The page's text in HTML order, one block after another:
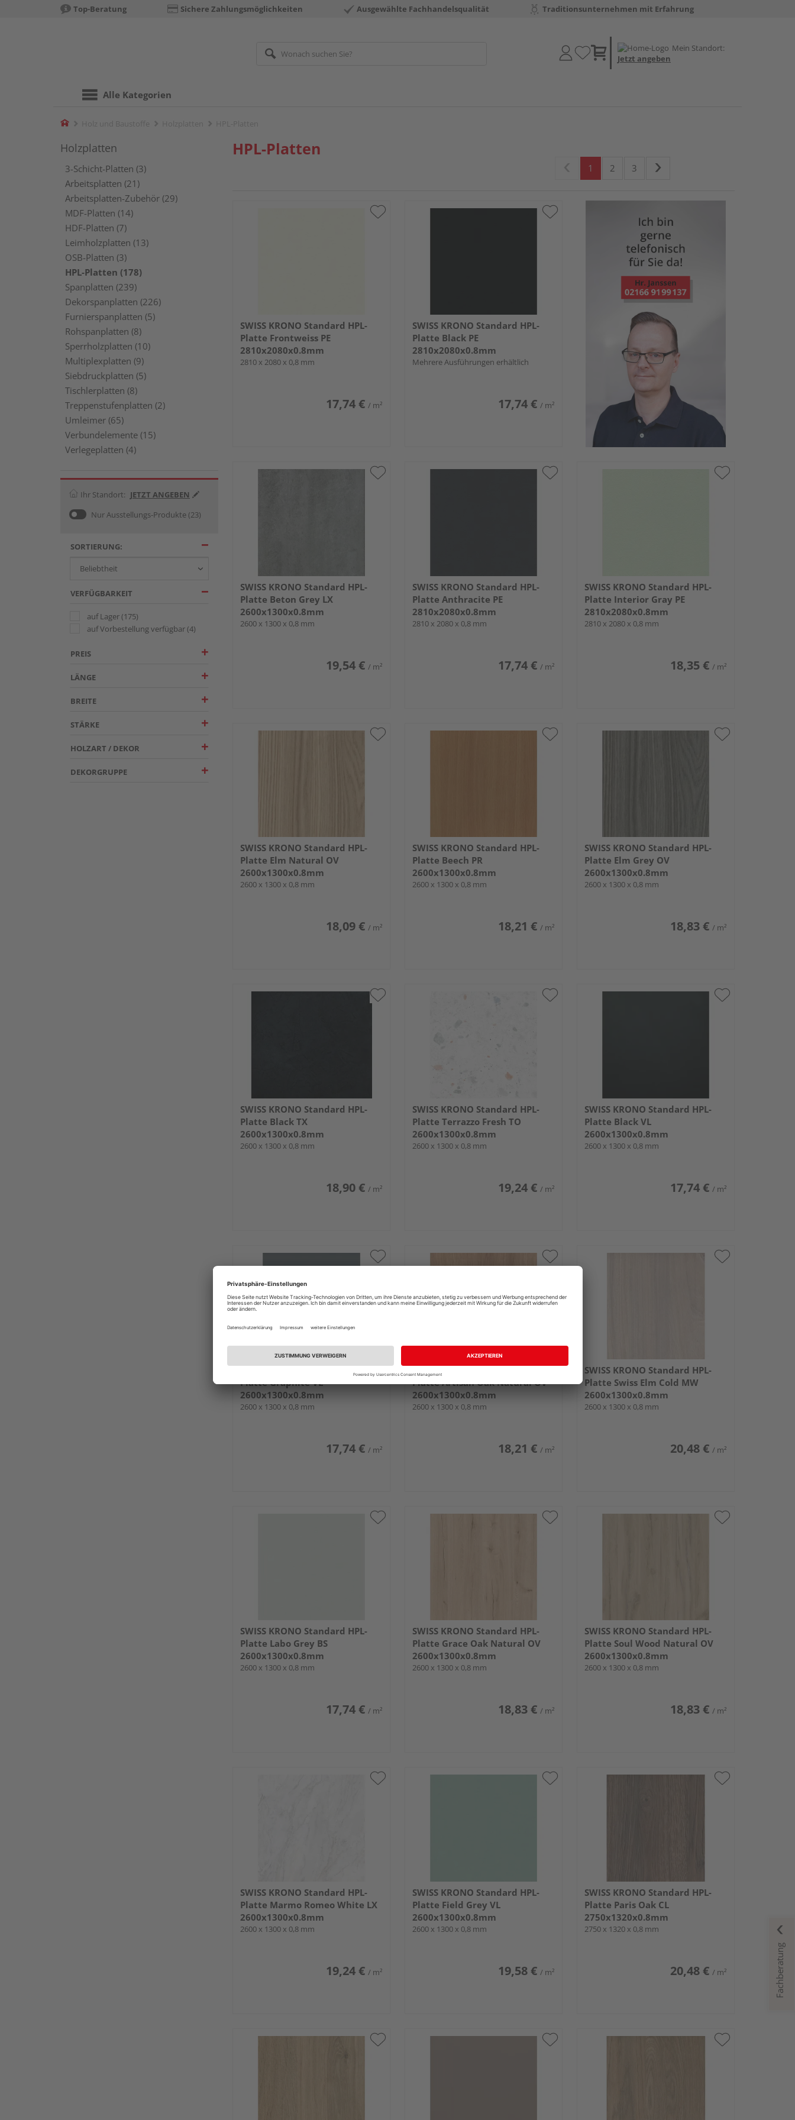
Top-Beratung Sichere Zahlungsmöglichkeiten Ausgewählte Fachhandelsqualität Traditionsunternehmen mit Erfahrung
Mein Standort:
Jetzt angeben
Alle Kategorien
Home
Holzplatten
3-Schicht-Platten (3)
Arbeitsplatten (21)
Arbeitsplatten-Zubehör (29)
MDF-Platten (14)
HDF-Platten (7)
Leimholzplatten (13)
OSB-Platten (3)
HPL-Platten (178)
Spanplatten (239)
Dekorspanplatten (226)
Furnierspanplatten (5)
Rohspanplatten (8)
Sperrholzplatten (10)
Multiplexplatten (9)
Siebdruckplatten (5)
Tischlerplatten (8)
Treppenstufenplatten (2)
Umleimer (65)
Verbundelemente (15)
Verlegeplatten (4)
Ihr Standort: JETZT ANGEBEN
Nur Ausstellungs-Produkte (23)
SORTIERUNG:
VERFÜGBARKEIT
auf Lager(175)
auf Vorbestellung verfügbar(4)
PREIS
LÄNGE
BREITE
STÄRKE
HOLZART / DEKOR
DEKORGRUPPE
HPL-Platten
1 2 3
SWISS KRONO Standard HPL-
Platte Frontweiss PE
2810x2080x0.8mm
2810 x 2080 x 0,8 mm
17,74 € / m²
SWISS KRONO Standard HPL-
Platte Black PE
2810x2080x0.8mm
Mehrere Ausführungen erhältlich
17,74 € / m²
SWISS KRONO Standard HPL-
Platte Beton Grey LX
2600x1300x0.8mm
2600 x 1300 x 0,8 mm
19,54 € / m²
SWISS KRONO Standard HPL-
Platte Anthracite PE
2810x2080x0.8mm
2810 x 2080 x 0,8 mm
17,74 € / m²
SWISS KRONO Standard HPL-
Platte Interior Gray PE
2810x2080x0.8mm
2810 x 2080 x 0,8 mm
18,35 € / m²
SWISS KRONO Standard HPL-
Platte Elm Natural OV
2600x1300x0.8mm
2600 x 1300 x 0,8 mm
18,09 € / m²
SWISS KRONO Standard HPL-
Platte Beech PR
2600x1300x0.8mm
2600 x 1300 x 0,8 mm
18,21 € / m²
SWISS KRONO Standard HPL-
Platte Elm Grey OV
2600x1300x0.8mm
2600 x 1300 x 0,8 mm
18,83 € / m²
SWISS KRONO Standard HPL-
Platte Black TX
2600x1300x0.8mm
2600 x 1300 x 0,8 mm
18,90 € / m²
SWISS KRONO Standard HPL-
Platte Terrazzo Fresh TO
2600x1300x0.8mm
2600 x 1300 x 0,8 mm
19,24 € / m²
SWISS KRONO Standard HPL-
Platte Black VL
2600x1300x0.8mm
2600 x 1300 x 0,8 mm
17,74 € / m²
SWISS KRONO Standard HPL-
Platte Graphite VL
2600x1300x0.8mm
2600 x 1300 x 0,8 mm
17,74 € / m²
SWISS KRONO Standard HPL-
Platte Artisan Oak Natural OV
2600x1300x0.8mm
2600 x 1300 x 0,8 mm
18,21 € / m²
SWISS KRONO Standard HPL-
Platte Swiss Elm Cold MW
2600x1300x0.8mm
2600 x 1300 x 0,8 mm
20,48 € / m²
SWISS KRONO Standard HPL-
Platte Labo Grey BS
2600x1300x0.8mm
2600 x 1300 x 0,8 mm
17,74 € / m²
SWISS KRONO Standard HPL-
Platte Grace Oak Natural OV
2600x1300x0.8mm
2600 x 1300 x 0,8 mm
18,83 € / m²
SWISS KRONO Standard HPL-
Platte Soul Wood Natural OV
2600x1300x0.8mm
2600 x 1300 x 0,8 mm
18,83 € / m²
SWISS KRONO Standard HPL-
Platte Marmo Romeo White LX
2600x1300x0.8mm
2600 x 1300 x 0,8 mm
19,24 € / m²
SWISS KRONO Standard HPL-
Platte Field Grey VL
2600x1300x0.8mm
2600 x 1300 x 0,8 mm
19,58 € / m²
SWISS KRONO Standard HPL-
Platte Paris Oak CL
2750x1320x0.8mm
2750 x 1320 x 0,8 mm
20,48 € / m² Fachberatung